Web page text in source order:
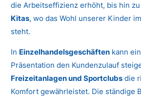
die Arbeitseffizienz erhöht, bis hin
Kitas, wo das Wohl unserer Kinder
steht.
In Einzelhandelsgeschäften kann
Präsentation den Kundenzulauf
Freizeitanlagen und Sportclubs die
Komfort gewährleistet. Die ständige